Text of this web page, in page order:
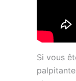
Si vous